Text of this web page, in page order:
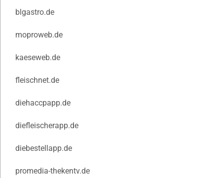
blgastro.de
moproweb.de
kaeseweb.de
fleischnet.de
diehaccpapp.de
diefleischerapp.de
diebestellapp.de
promedia-thekentv.de